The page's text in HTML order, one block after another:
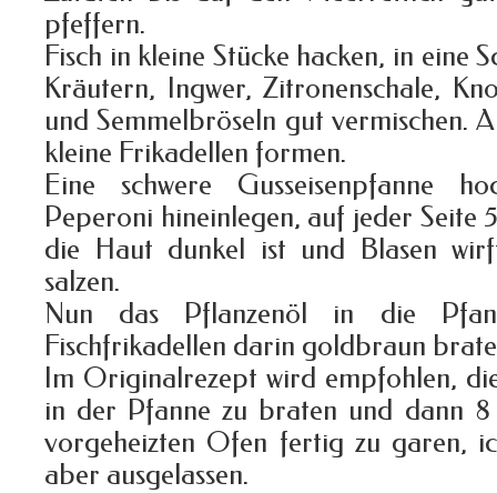
pfeffern.
Fisch in kleine Stücke hacken, in eine
Kräutern, Ingwer, Zitronenschale,
und Semmelbröseln gut vermischen.
kleine Frikadellen formen.
Eine schwere Gusseisenpfanne
Peperoni hineinlegen, auf jeder Seite
die Haut dunkel ist und Blasen
salzen.
Nun das Pflanzenöl in die
Fischfrikadellen darin goldbraun
Im Originalrezept wird empfohlen,
in der Pfanne zu braten und dann
vorgeheizten Ofen fertig zu garen,
aber ausgelassen.